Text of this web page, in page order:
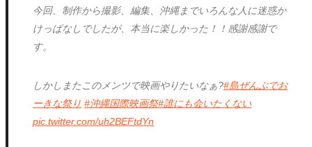
今回、制作から撮影、編集、沖縄までいろんな人に迷惑か
けっぱなしでしたが、本当に楽しかった！！感謝感謝で
す。
しかしまたこのメンツで映画やりたいなぁ?#島ぜんぶでお
ーきな祭り #沖縄国際映画祭#誰にも会いたくない
pic.twitter.com/uh2BEFtdYn